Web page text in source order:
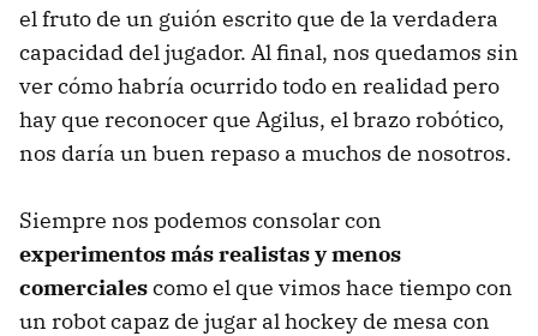
el fruto de un guión escrito que de la verdadera
capacidad del jugador. Al final, nos quedamos sin
ver cómo habría ocurrido todo en realidad pero
hay que reconocer que Agilus, el brazo robótico,
nos daría un buen repaso a muchos de nosotros.
Siempre nos podemos consolar con
experimentos más realistas y menos
comercialescomo el que vimos hace tiempo con
un robot capaz de jugar al hockey de mesa con